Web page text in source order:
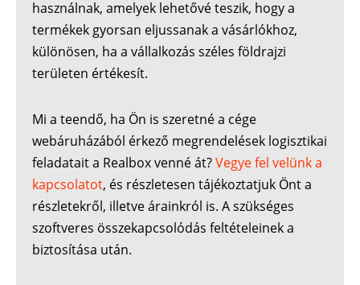
használnak, amelyek lehetővé teszik, hogy a
termékek gyorsan eljussanak a vásárlókhoz,
különösen, ha a vállalkozás széles földrajzi
területen értékesít.
Mi a teendő, ha Ön is szeretné a cége
webáruházából érkező megrendelések logisztikai
feladatait a Realbox venné át?Vegye fel velünk a
kapcsolatot, és részletesen tájékoztatjuk Önt a
részletekről, illetve árainkról is. A szükséges
szoftveres összekapcsolódás feltételeinek a
biztosítása után.